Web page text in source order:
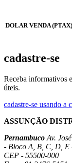
DOLAR VENDA (PTAX)
cadastre-se
Receba informativos
úteis.
cadastre-se usando a
ASSUNÇÃO
Pernambuco Av.
- Bloco A, B, C, D, E
CEP - 55500-000